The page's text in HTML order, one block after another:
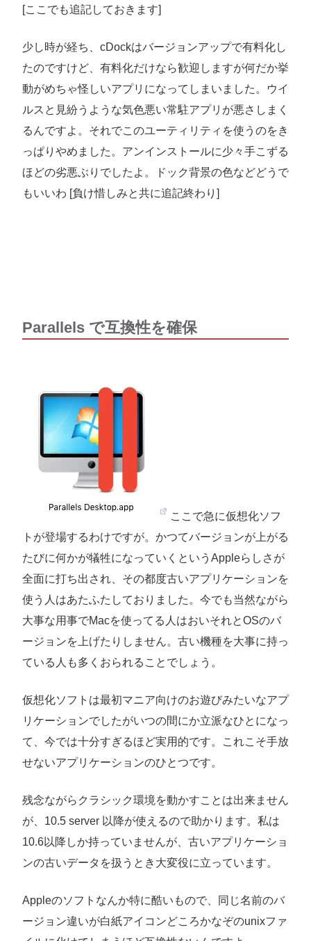
[ここでも追記しておきます]
少し時が経ち、cDockはバージョンアップで有料化し
たのですけど、有料化だけなら歓迎しますが何だか挙
動がめちゃ怪しいアプリになってしまいました。ウイ
ルスと見紛うような気色悪い常駐アプリが悪さしまく
るんですよ。それでこのユーティリティを使うのをき
っぱりやめました。アンインストールに少々手こずる
ほどの劣悪ぶりでしたよ。ドック背景の色などどうで
もいいわ [負け惜しみと共に追記終わり]
Parallels で互換性を確保
ここで急に仮想化ソフ
トが登場するわけですが。かつてバージョンが上がる
たびに何かが犠牲になっていくというAppleらしさが
全面に打ち出され、その都度古いアプリケーションを
使う人はあたふたしておりました。今でも当然ながら
大事な用事でMacを使ってる人はおいそれとOSのバ
ージョンを上げたりしません。古い機種を大事に持っ
ている人も多くおられることでしょう。
仮想化ソフトは最初マニア向けのお遊びみたいなアプ
リケーションでしたがいつの間にか立派なひとになっ
て、今では十分すぎるほど実用的です。これこそ手放
せないアプリケーションのひとつです。
残念ながらクラシック環境を動かすことは出来ません
が、10.5 server 以降が使えるので助かります。私は
10.6以降しか持っていませんが、古いアプリケーショ
ンの古いデータを扱うとき大変役に立っています。
Appleのソフトなんか特に酷いもので、同じ名前のバ
ージョン違いが白紙アイコンどころかなぞのunixファ